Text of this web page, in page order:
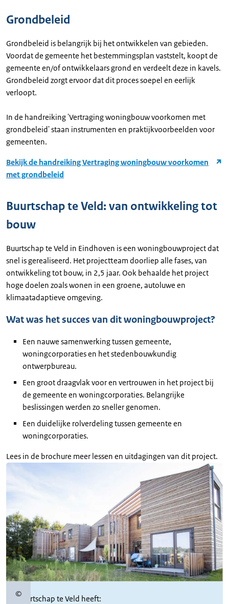
Grondbeleid
Grondbeleid is belangrijk bij het ontwikkelen van gebieden.
Voordat de gemeente het bestemmingsplan vaststelt, koopt de
gemeente en/of ontwikkelaars grond en verdeelt deze in kavels.
Grondbeleid zorgt ervoor dat dit proces soepel en eerlijk
verloopt.
In de handreiking 'Vertraging woningbouw voorkomen met
grondbeleid' staan instrumenten en praktijkvoorbeelden voor
gemeenten.
Bekijk de handreiking Vertraging woningbouw voorkomen
met grondbeleid
©Copyrightinformatie
Buurtschap te Veld heeft:
Buurtschap te Veld: van ontwikkeling tot
bouw
Buurtschap te Veld in Eindhoven is een woningbouwproject dat
snel is gerealiseerd. Het projectteam doorliep alle fases, van
ontwikkeling tot bouw, in 2,5 jaar. Ook behaalde het project
hoge doelen zoals wonen in een groene, autoluwe en
klimaatadaptieve omgeving.
Wat was het succes van dit woningbouwproject?
Een nauwe samenwerking tussen gemeente,
woningcorporaties en het stedenbouwkundig
ontwerpbureau.
Een groot draagvlak voor en vertrouwen in het project bij
de gemeente en woningcorporaties. Belangrijke
beslissingen werden zo sneller genomen.
Een duidelijke rolverdeling tussen gemeente en
woningcorporaties.
Lees in de brochure meer lessen en uitdagingen van dit project.